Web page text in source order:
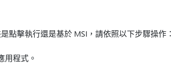
點擊執行還是基於 MSI，請依照以下步驟操作：
用程式。